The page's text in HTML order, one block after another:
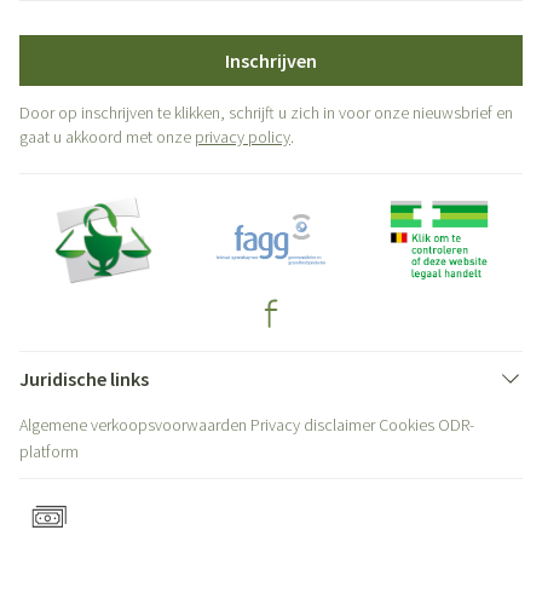
Inschrijven
Door op inschrijven te klikken, schrijft u zich in voor onze nieuwsbrief en
gaat u akkoord met onze privacy policy.
Juridische links
Algemene verkoopsvoorwaarden Privacy disclaimer Cookies ODR-
platform